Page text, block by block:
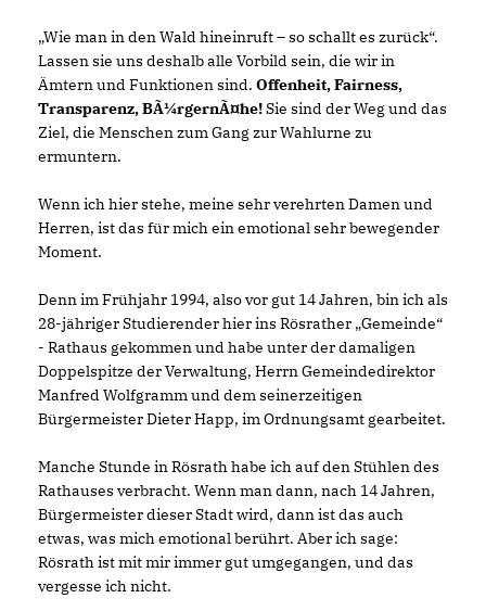
Wie man in den Wald hineinruft – so schallt es zurück“.
Lassen sie uns deshalb alle Vorbild sein, die wir in
Ämtern und Funktionen sind. Offenheit, Fairness,
Transparenz, BÃ¼rgernÃ¤he!Sie sind der Weg und das
Ziel, die Menschen zum Gang zur Wahlurne zu
ermuntern.
Wenn ich hier stehe, meine sehr verehrten Damen und
Herren, ist das für mich ein emotional sehr bewegender
Moment.
Denn im Frühjahr 1994, also vor gut 14 Jahren, bin ich als
28-jähriger Studierender hier ins Rösrather „Gemeinde“
- Rathaus gekommen und habe unter der damaligen
Doppelspitze der Verwaltung, Herrn Gemeindedirektor
Manfred Wolfgramm und dem seinerzeitigen
Bürgermeister Dieter Happ, im Ordnungsamt gearbeitet.
Manche Stunde in Rösrath habe ich auf den Stühlen des
Rathauses verbracht. Wenn man dann, nach 14 Jahren,
Bürgermeister dieser Stadt wird, dann ist das auch
etwas, was mich emotional berührt. Aber ich sage:
Rösrath ist mit mir immer gut umgegangen, und das
vergesse ich nicht.